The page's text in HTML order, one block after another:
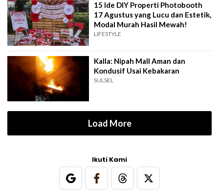
15 Ide DIY Properti Photobooth
17 Agustus yang Lucu dan Estetik,
Modal Murah Hasil Mewah!
LIFESTYLE
Kalla: Nipah Mall Aman dan
Kondusif Usai Kebakaran
SULSEL
Load More
Ikuti Kami